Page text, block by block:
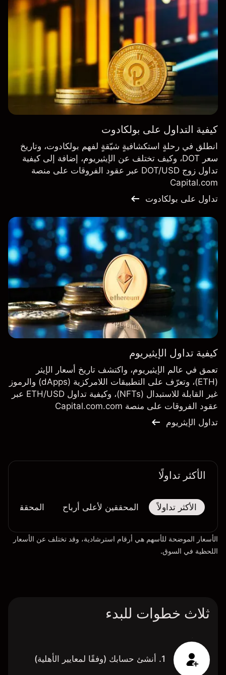
كيفية التداول على بولكادوت
انطلق في رحلةٍ استكشافيةٍ شيّقةٍ لفهم بولكادوت، وتاريخ
سعر DOT، وكيف تختلف عن الإيثيريوم، إضافة إلى كيفية
تداول زوج DOT/USD عبر عقود الفروقات على منصة
Capital.com
تداول على بولكادوت
كيفية تداول الإيثيريوم
تعمق في عالم الإيثيريوم، واكتشف تاريخ أسعار الإيثر
(ETH)، وتعرّف على التطبيقات اللامركزية (dApps) والرموز
غير القابلة للاستبدال (NFTs)، وكيفية تداول ETH/USD عبر
عقود الفروقات على منصة Capital.com.com
تداول الإيثريوم
الأكثر تداولًا
الأكثر تداولاً المحققين لأعلى أرباح المحققين
الأسعار الموضحة للأسهم هي أرقام استرشادية، وقد تختلف عن الأسعار
اللحظية في السوق.
ثلاث خطوات للبدء
1. أنشئ حسابك (وفقًا لمعايير الأهلية)